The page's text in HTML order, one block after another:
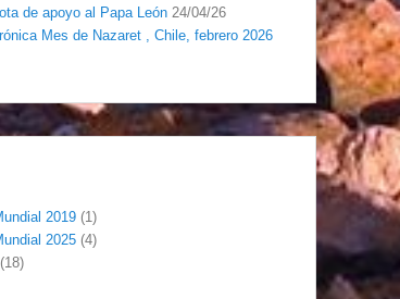
de apoyo al Papa León 24/04/26
Mes de Nazaret , Chile, febrero 2026
2019 (1)
2025 (4)
(18)